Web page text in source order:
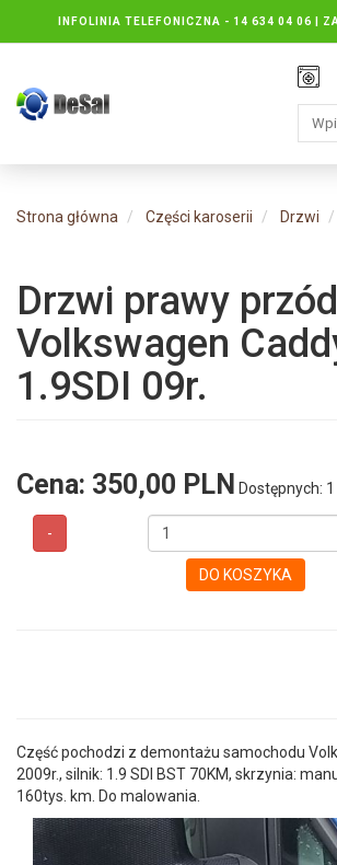
INFOLINIA TELEFONICZNA - 14 634 04 06 |
PONIEDZIAŁKU DO PIĄTKU : 8.30 DO 16.30,
Strona główna Części karoserii Drzwi
Drzwi prawy przód
Volkswagen
1.9SDI 09r.
Cena: 350,00 PLN Dostępnych: 1
-
DO KOSZYKA
Część pochodzi z demontażu samochodu
2009r., silnik: 1.9 SDI BST 70KM, skrzynia:
160tys. km. Do malowania.